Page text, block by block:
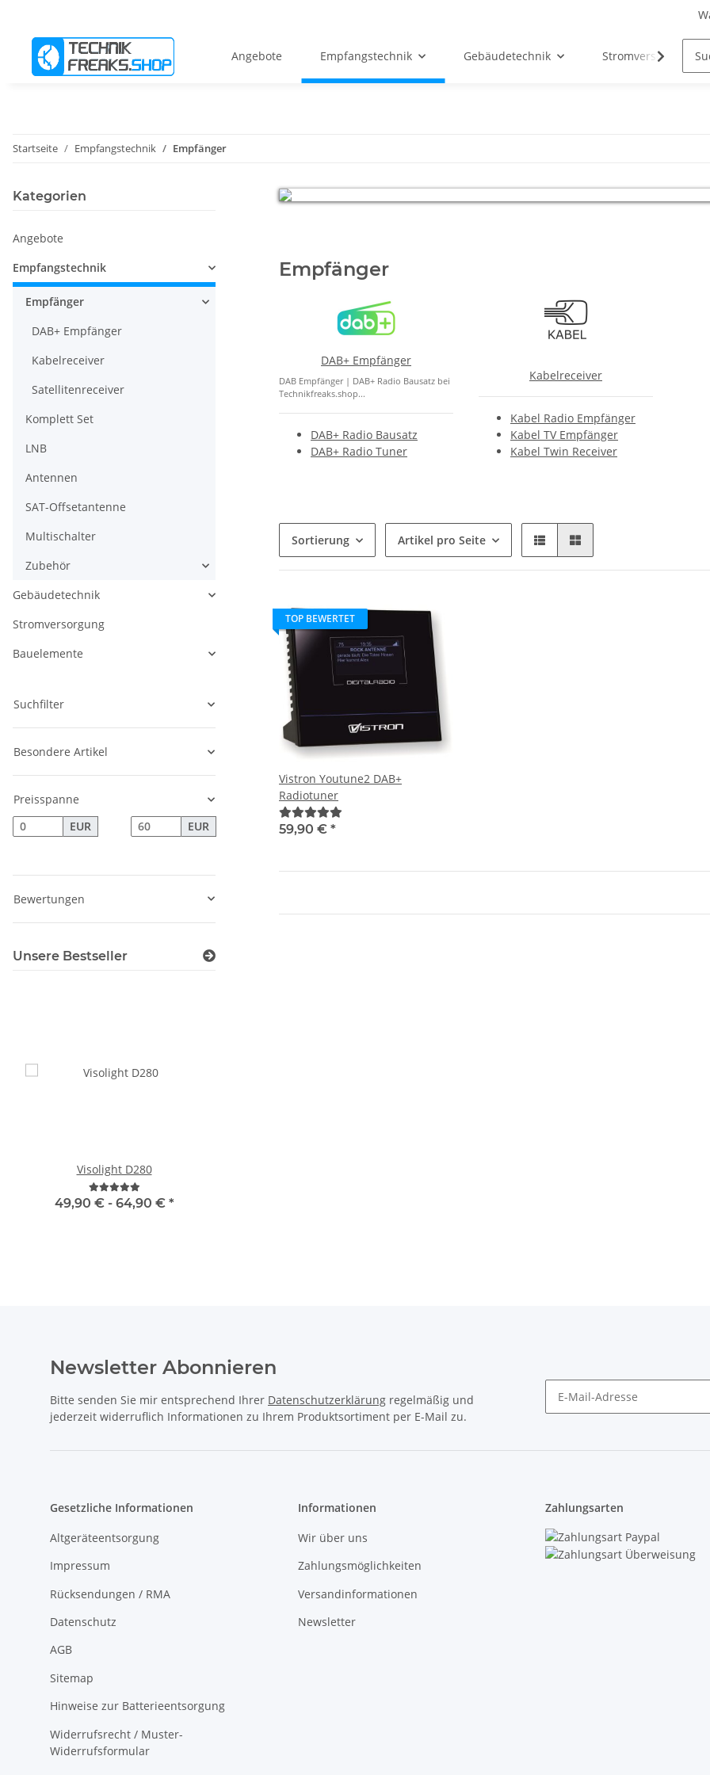
Angebote Empfangstechnik Gebäudetechnik Stromversorgung
Startseite Empfangstechnik Empfänger
Empfänger
DAB+ Empfänger
DAB Empfänger | DAB+ Radio Bausatz bei
Technikfreaks.shop...
DAB+ Radio Bausatz
DAB+ Radio Tuner
Kabelreceiver
Kabel Radio Empfänger
Kabel TV Empfänger
Kabel Twin Receiver
Sortierung Artikel pro Seite
TOP BEWERTET
Vistron Youtune2 DAB+
Radiotuner
59,90 € *
Kategorien
Angebote
Empfangstechnik
Empfänger
DAB+ Empfänger
Kabelreceiver
Satellitenreceiver
Komplett Set
LNB
Antennen
SAT-Offsetantenne
Multischalter
Zubehör
Gebäudetechnik
Stromversorgung
Bauelemente
Suchfilter
Besondere Artikel
Preisspanne
EUR
EUR
Bewertungen
Unsere Bestseller
Visolight D280
49,90 € - 64,90 € *
Newsletter Abonnieren
Bitte senden Sie mir entsprechend Ihrer Datenschutzerklärung regelmäßig und
jederzeit widerruflich Informationen zu Ihrem Produktsortiment per E-Mail zu.
Gesetzliche Informationen
Altgeräteentsorgung
Impressum
Rücksendungen / RMA
Datenschutz
AGB
Sitemap
Hinweise zur Batterieentsorgung
Widerrufsrecht / Muster-
Widerrufsformular
Informationen
Wir über uns
Zahlungsmöglichkeiten
Versandinformationen
Newsletter
Zahlungsarten